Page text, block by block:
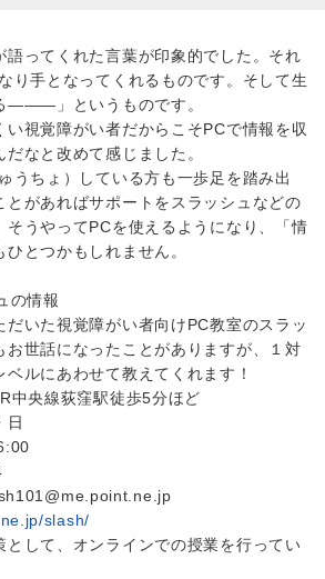
語ってくれた言葉が印象的でした。それ
り手となってくれるものです。そして生
―――」というものです。
い視覚障がい者だからこそPCで情報を収
なと改めて感じました。
うちょ）している方も一歩足を踏み出
とがあればサポートをスラッシュなどの
そうやってPCを使えるようになり、「情
とつかもしれません。
の情報
だいた視覚障がい者向けPC教室のスラッ
お世話になったことがありますが、１対
ベルにあわせて教えてくれます！
央線荻窪駅徒歩5分ほど
日
slash/
して、オンラインでの授業を行ってい